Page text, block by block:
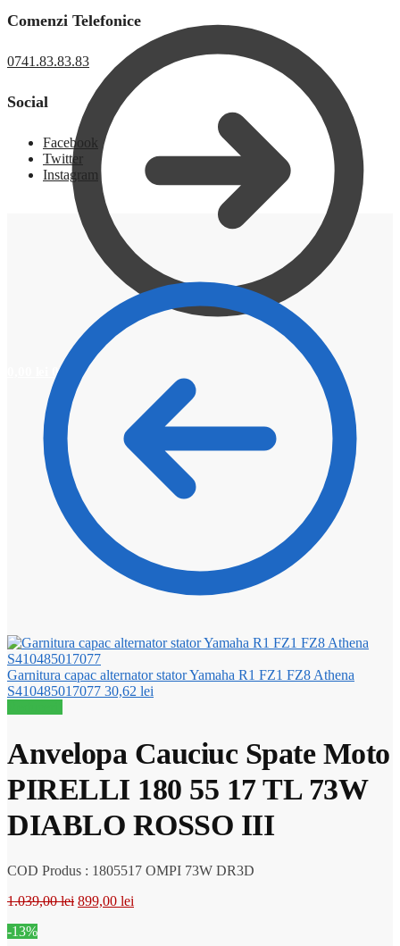
0
Comenzi Telefonice
0741.83.83.83
Social
Facebook
Twitter
Instagram
Garnitura capac alternator stator Yamaha R1 FZ1 FZ8 Athena
S410485017077 30,62 lei
Anvelopa Cauciuc Spate Moto
PIRELLI 180 55 17 TL 73W
DIABLO ROSSO III
COD Produs : 1805517 OMPI 73W DR3D
1.039,00lei Prețul
899,00 lei
-13%